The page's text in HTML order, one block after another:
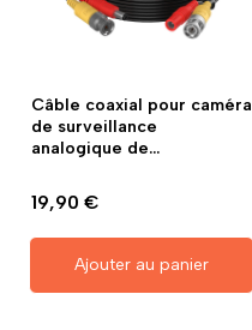
Câble coaxial pour caméra
de surveillance
analogique de...
19,90 €
Ajouter au panier